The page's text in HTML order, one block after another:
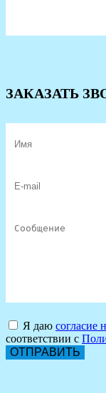
ЗАКАЗАТЬ
Я даю согласие
соответствии с
ОТПРАВИТЬ